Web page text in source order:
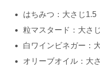
はちみつ：大さじ1.5
粒マスタード：大さ
白ワインビネガー：
オリーブオイル：大